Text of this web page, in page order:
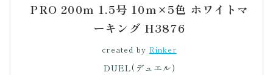
PRO 200m 1.5号 10m×5色 ホワイトマ
ーキング H3876
created by Rinker
DUEL(デュエル)